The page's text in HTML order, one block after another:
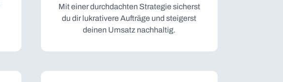
Mit einer durchdachten Strategie sicherst
du dir lukrativere Aufträge und steigerst
deinen Umsatz nachhaltig.